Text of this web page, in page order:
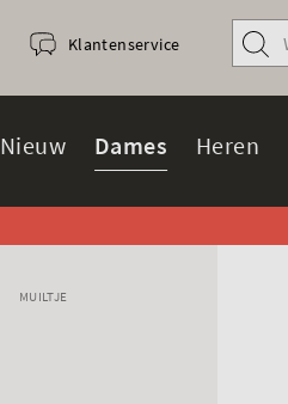
Nieuw Dames Heren
Klantenservice
MUILTJE